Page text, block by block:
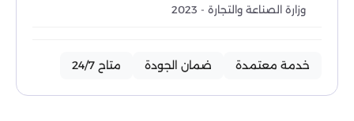
وزارة الصناعة والتجارة - 2023
خدمة معتمدة ضمان الجودة متاح 24/7